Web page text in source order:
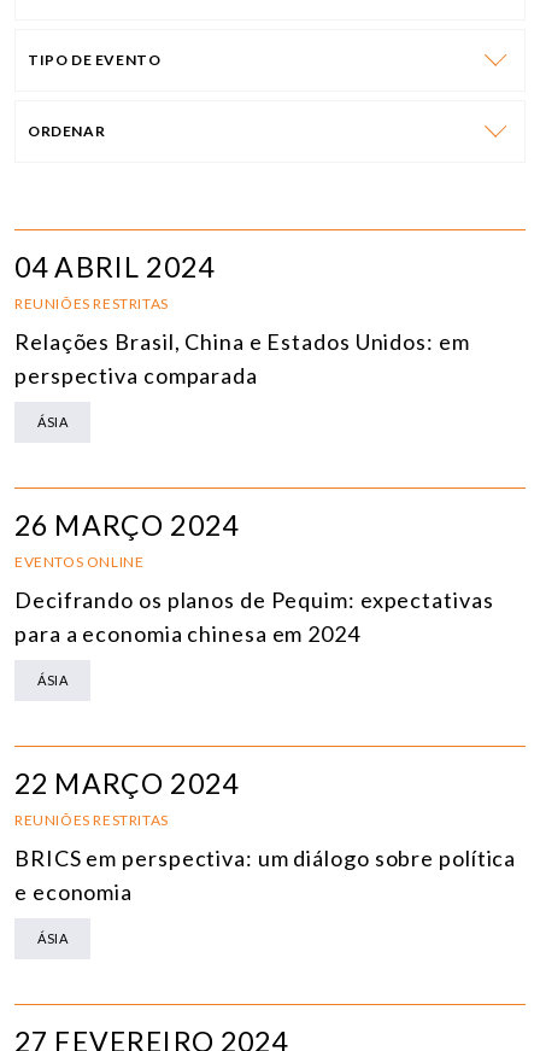
TIPO DE EVENTO
ORDENAR
04 ABRIL 2024
REUNIÕES RESTRITAS
Relações Brasil, China e Estados Unidos: em
perspectiva comparada
ÁSIA
26 MARÇO 2024
EVENTOS ONLINE
Decifrando os planos de Pequim: expectativas
para a economia chinesa em 2024
ÁSIA
22 MARÇO 2024
REUNIÕES RESTRITAS
BRICS em perspectiva: um diálogo sobre política
e economia
ÁSIA
27 FEVEREIRO 2024